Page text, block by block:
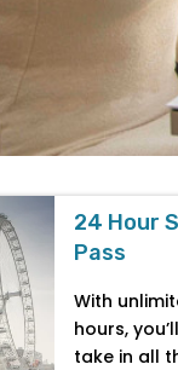
24 Hour
Pass
With
hours,
take in all